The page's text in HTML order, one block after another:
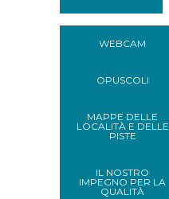
WEBCAM
OPUSCOLI
MAPPE DELLE
LOCALITÀ E DELLE
PISTE
IL NOSTRO
IMPEGNO PER LA
QUALITÀ